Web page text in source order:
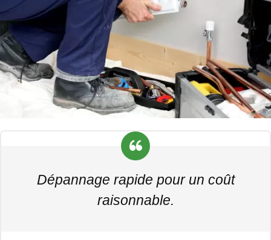
Dépannage rapide pour un coût
raisonnable.